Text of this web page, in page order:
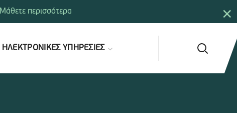
ΗΛΕΚΤΡΟΝΙΚΕΣ ΥΠΗΡΕΣΙΕΣ
×
Μάθετε περισσότερα